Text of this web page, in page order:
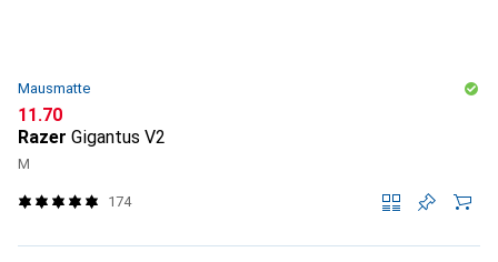
Mausmatte
CHF
11.70
Razer Gigantus V2
M
174